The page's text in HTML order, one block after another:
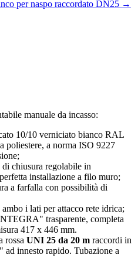
per naspo raccordato DN25 →
manuale da incasso:
10/10 verniciato bianco RAL
poliestere, a norma ISO 9227
chiusura regolabile in
installazione a filo muro;
a farfalla con possibilità di
i lati per attacco rete idrica;
trasparente, completa
417 x 446 mm.
rossa UNI 25 da 20 m raccordi in
ad innesto rapido. Tubazione a